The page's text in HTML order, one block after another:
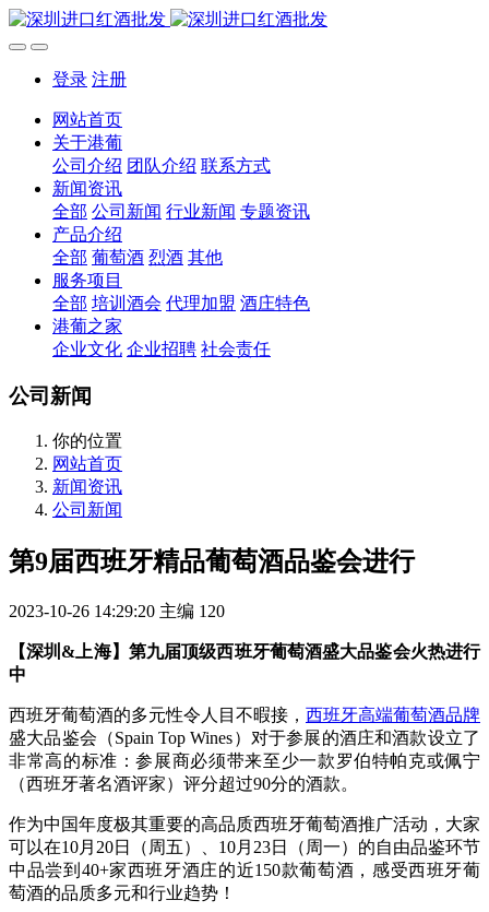
登录 注册
网站首页
关于港葡
公司介绍 团队介绍 联系方式
新闻资讯
全部 公司新闻 行业新闻 专题资讯
产品介绍
全部 葡萄酒 烈酒 其他
服务项目
全部 培训酒会 代理加盟 酒庄特色
港葡之家
企业文化 企业招聘 社会责任
公司新闻
你的位置
网站首页
新闻资讯
公司新闻
第9届西班牙精品葡萄酒品鉴会进行
2023-10-26 14:29:20 主编 120
【深圳&上海】第九届顶级西班牙葡萄酒盛大品鉴会火热进行
中
西班牙葡萄酒的多元性令人目不暇接， 西班牙高端葡萄酒品牌
盛大品鉴会（Spain Top Wines）对于参展的酒庄和酒款设立了
非常高的标准：参展商必须带来至少一款罗伯特帕克或佩宁
（西班牙著名酒评家）评分超过90分的酒款。
作为中国年度极其重要的高品质西班牙葡萄酒推广活动，大家
可以在10月20日（周五）、10月23日（周一）的自由品鉴环节
中品尝到40+家西班牙酒庄的近150款葡萄酒，感受西班牙葡
萄酒的品质多元和行业趋势！